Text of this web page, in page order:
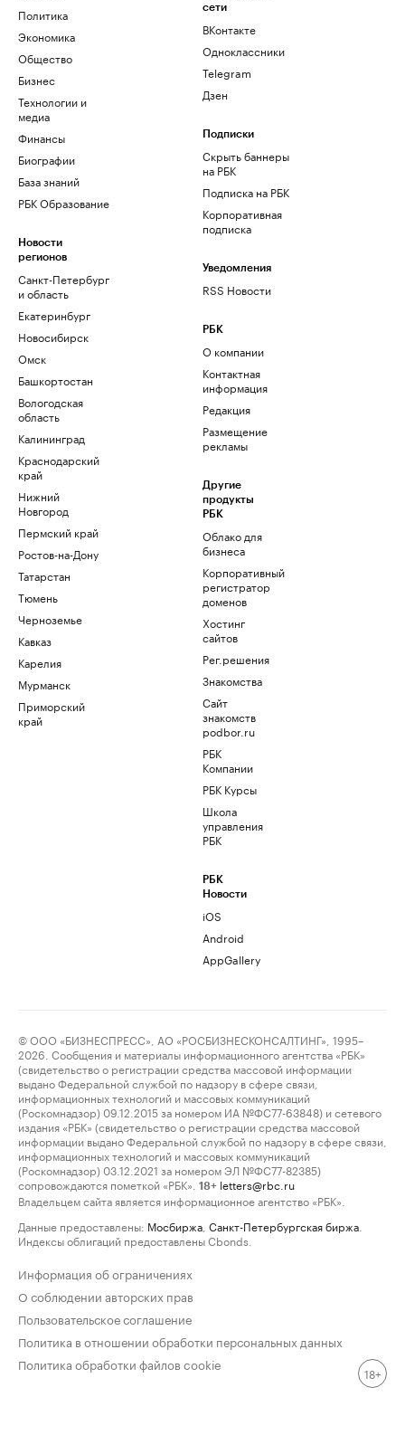
Политика
Экономика
Общество
Бизнес
Технологии и
медиа
Финансы
Биографии
База знаний
РБК Образование
Новости
регионов
Санкт-Петербург
и область
Екатеринбург
Новосибирск
Омск
Башкортостан
Вологодская
область
Калининград
Краснодарский
край
Нижний
Новгород
Пермский край
Ростов-на-Дону
Татарстан
Тюмень
Черноземье
Кавказ
Карелия
Мурманск
Приморский
край
сети
ВКонтакте
Одноклассники
Telegram
Дзен
Подписки
Скрыть баннеры
на РБК
Подписка на РБК
Корпоративная
подписка
Уведомления
RSS Новости
РБК
О компании
Контактная
информация
Редакция
Размещение
рекламы
Другие
продукты
РБК
Облако для
бизнеса
Корпоративный
регистратор
доменов
Хостинг
сайтов
Рег.решения
Знакомства
Сайт
знакомств
podbor.ru
РБК
Компании
РБК Курсы
Школа
управления
РБК
РБК
Новости
iOS
Android
AppGallery
© ООО «БИЗНЕСПРЕСС», АО «РОСБИЗНЕСКОНСАЛТИНГ», 1995–
2026. Сообщения и материалы информационного агентства «РБК»
(свидетельство о регистрации средства массовой информации
выдано Федеральной службой по надзору в сфере связи,
информационных технологий и массовых коммуникаций
(Роскомнадзор) 09.12.2015 за номером ИА №ФС77-63848) и сетевого
издания «РБК» (свидетельство о регистрации средства массовой
информации выдано Федеральной службой по надзору в сфере связи,
информационных технологий и массовых коммуникаций
(Роскомнадзор) 03.12.2021 за номером ЭЛ №ФС77-82385)
сопровождаются пометкой «РБК».
18+ letters@rbc.ru
Владельцем сайта является информационное агентство «РБК».
Данные предоставлены: Мосбиржа Санкт-Петербургская биржа
Индексы облигаций предоставлены Cbonds.
Информация об ограничениях
О соблюдении авторских прав
Пользовательское соглашение
Политика в отношении обработки персональных данных
Политика обработки файлов cookie
18+